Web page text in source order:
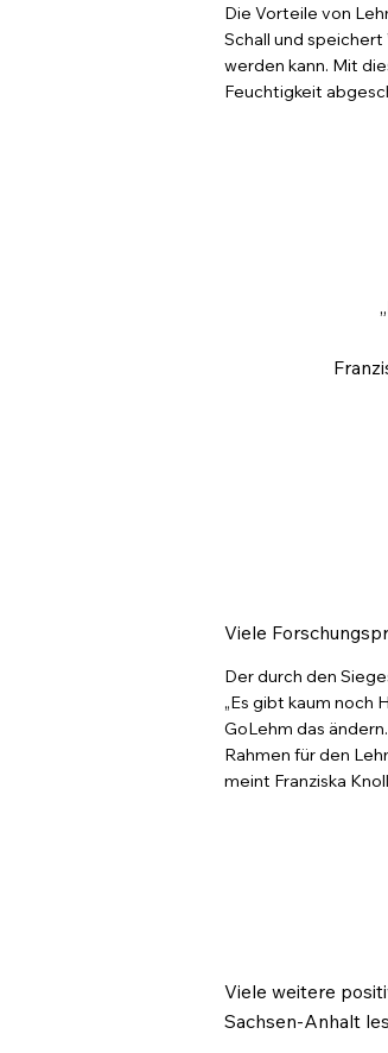
Die Vorteile von
Schall und
werden kann. Mit
Feuchtigkeit
Viele
Der durch den
„Es gibt kaum noch
GoLehm das
Rahmen für den
meint Franziska
Viele weitere
Sachsen-Anhalt